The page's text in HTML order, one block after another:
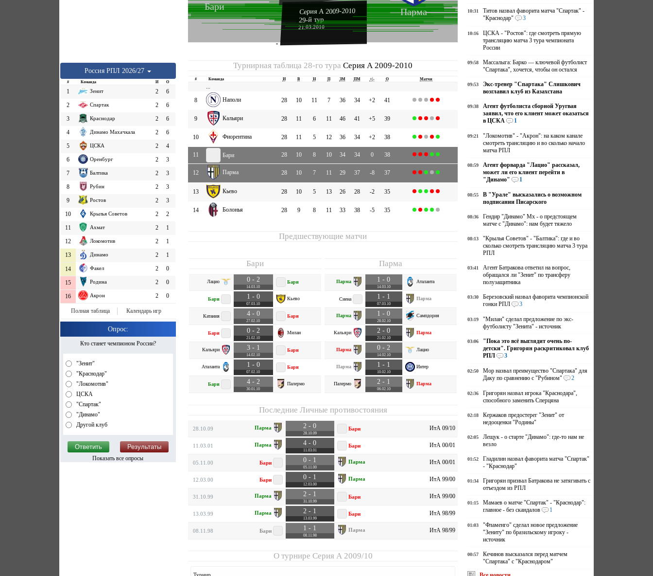
Россия РПЛ 2026/27
# Команда И О
1 Зенит 2
6
2
Спартак 2
6
3
Краснодар 2
6
4
Динамо Махачкала 2
6
5
ЦСКА 2
4
6
Оренбург 2
3
7
Балтика 2
3
8
Рубин 2
3
9
Ростов 2
3
10
Крылья Советов 2
2
11
Ахмат 2
1
12
Локомотив 2
1
13
Динамо 2 1
14 Факел 2 0
15 Родина 2 0
16 Акрон 2 0
Полная таблица Календарь игр
Опрос:
Кто станет чемпионом России?
"Зенит"
"Краснодар"
"Локомотив"
ЦСКА
"Спартак"
"Динамо"
Другой клуб
Показать все опросы
Бари
Парма
Серия А 2009-2010
29-й тур
21.03.2010
''
Турнирная таблица 28-го тураСерия А 2009-2010
# Команда И В Н П ЗМ ПМ +|- О Матчи
...
8
Наполи 28 10 11 7 36 34 +2 41
9 Кальяри 28 11 6 11 46 41 +5 39
10 Фиорентина 28 11 5 12 36 34 +2 38
11 Бари 28 10 8 10 34 34 0 38
12 Парма 28 10 7 11 29 37 -8 37
13 Кьево 28 10 5 13 26 28 -2 35
14 Болонья 28 9 8 11 33 38 -5 35
Предшествующие матчи
Бари
Лацио 0 - 2
14.03.10
Бари
Бари 1 - 0
07.03.10
Кьево
Катания 4 - 0
27.02.10
Бари
Бари 0 - 2
21.02.10
Милан
Кальяри 3 - 1
14.02.10
Бари
Аталанта 1 - 0
07.02.10
Бари
Бари 4 - 2
30.01.10
Палермо
Парма
Парма 1 - 0
14.03.10
Аталанта
Сиена 1 - 1
07.03.10
Парма
Парма 1 - 0
28.02.10
Сампдория
Кальяри 2 - 0
21.02.10
Парма
Парма 0 - 2
14.02.10
Лацио
Парма 1 - 1
10.02.10
Интер
Палермо 2 - 1
06.02.10
Парма
Последние Личные противостояния
28.10.09 Парма 2 - 0
28.10.09
Бари ИтА 09/10
11.03.01 Парма 4 - 0
11.03.01
Бари ИтА 00/01
05.11.00 Бари 0 - 1
05.11.00
Парма ИтА 00/01
12.03.00 Бари 0 - 1
12.03.00
Парма ИтА 99/00
31.10.99 Парма 2 - 1
31.10.99
Бари ИтА 99/00
13.03.99 Парма 2 - 1
13.03.99
Бари ИтА 98/99
08.11.98 Бари 1 - 1
08.11.98
Парма ИтА 98/99
О турнире Серия А 2009/10
Турнир
10:31
Титов назвал фаворита матча "Спартак" -
"Краснодар"
3
10:16
ЦСКА - "Ростов": где смотреть прямую
трансляцию матча 3 тура чемпионата
России
09:58
Массалыга: Барко — ключевой футболист
"Спартака", хочется, чтобы он остался
09:53
Экс-тренер "Спартака" Слишкович
возглавил клуб из Казахстана
09:38
Агент футболиста сборной Уругвая
заявил, что его клиент может оказаться
в ЦСКА
1
09:21
"Локомотив" - "Акрон": на каком канале
смотреть трансляцию и во сколько начало
матча РПЛ
08:59
Агент форварда "Лацио" рассказал,
может ли его клиент перейти в
"Динамо"
1
08:55
В "Урале" высказались о возможном
подписании Писарского
08:36
Гендир "Динамо" Мх - о предстоящем
матче с "Динамо": нам будет тяжело
08:13
"Крылья Советов" - "Балтика": где и во
сколько смотреть трансляцию матча 3 тура
РПЛ
03:41
Агент Батракова ответил на вопрос,
обращался ли "Зенит" по трансферу
полузащитника
03:30
Березовский назвал фаворита чемпионской
гонки РПЛ
3
03:19
"Милан" сделал предложение по экс-
футболисту "Зенита" - источник
03:06
"Пока это всё выглядит очень по-
детски". Григорян раскритиковал клуб
РПЛ
3
02:50
Мор назвал преимущество "Спартака" для
Даку по сравнению с "Рубином"
2
02:36
Григорян назвал игрока "Краснодара",
способного заменить Сперцяна
02:18
Кержаков предостерег "Зенит" от
недооценки "Родины"
02:05
Лещук - о старте "Динамо": где-то нам не
везло
01:52
Гладилин назвал фаворита матча "Спартак"
- "Краснодар"
01:34
Григорян призвал Батракова не затягивать с
отъездом из РПЛ
01:15
Мамаев о матче "Спартак" - "Краснодар":
главное - без скандалов
1
01:03
"Фламенго" сделал новое предложение
"Зениту" по бразильскому игроку -
источник
00:57
Кечинов высказался перед матчем
"Спартака" с "Краснодаром"